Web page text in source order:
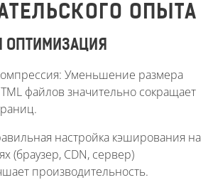
ОПЫТА
ОПТИМИЗАЦИЯ
Уменьшение размера
файлов значительно сокращает
настройка кэширования на
(браузер, CDN, сервер)
производительность.